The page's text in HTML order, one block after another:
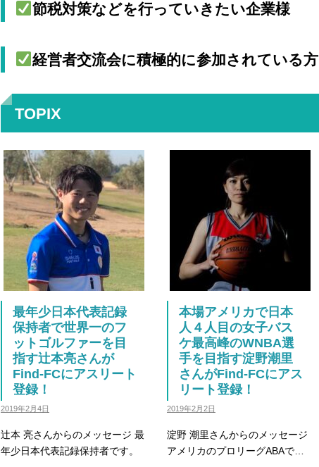
節税対策などを行っていきたい企業様
経営者交流会に積極的に参加されている方
TOPIX
最年少日本代表記録
保持者で世界一のフ
ットゴルファーを目
指す辻本亮さんが
Find-FCにアスリート
登録！
2019年2月4日
辻本 亮さんからのメッセージ 最
年少日本代表記録保持者です。
本場アメリカで日本
人４人目の女子バス
ケ最高峰のWNBA選
手を目指す淀野潮里
さんがFind-FCにアス
リート登録！
2019年2月2日
淀野 潮里さんからのメッセージ
アメリカのプロリーグABAで…